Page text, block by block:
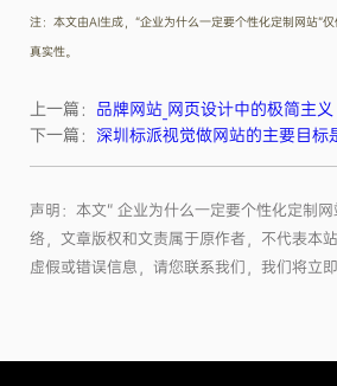
注：本文由AI生成，“企业为什么一定要个性化定制网站”
真实性。
上一篇： 品牌网站_网页设计中的极简主义
下一篇： 深圳标派视觉做网站的主要目标
声明：本文“ 企业为什么一定要个性化定制
络，文章版权和文责属于原作者，不代表本
虚假或错误信息，请您联系我们，我们将立即